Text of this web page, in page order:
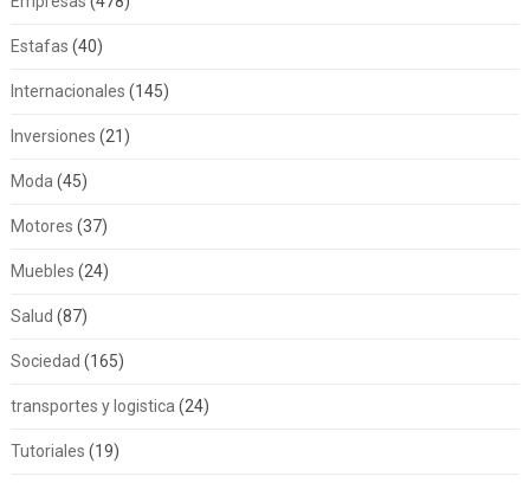
Estafas (40)
Internacionales (145)
Inversiones (21)
Moda(45)
Motores (37)
Muebles (24)
Salud (87)
Sociedad (165)
transportes y logistica(24)
Tutoriales (19)